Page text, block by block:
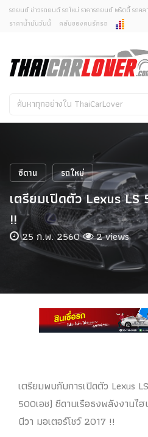
ยกเลิกการแ
คุณต้องการยกเลิกการแจ้งเตือ
ใช่หรือ
ไม่
รถยนต์ ข่าวรถยนต์ รถใหม่ ราคารถยนต์ พริตตี้ รถค
ราคาน้ำมันวันนี้
คลับของคนรักรถ
ซีดาน รถใหม่
เตรียมเปิดตัว Lexus
!!
25 ก.พ. 2560 2 views
เตรียมพบกับการเปิดตัว Lexus
500เอช) ซีดานเรือธงพลังงานไ
นีวา มอเตอร์โชว์ 2017 !!